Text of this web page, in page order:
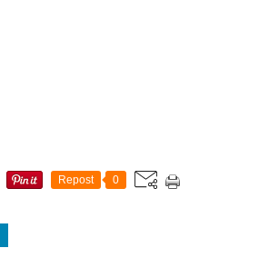
Repost 0